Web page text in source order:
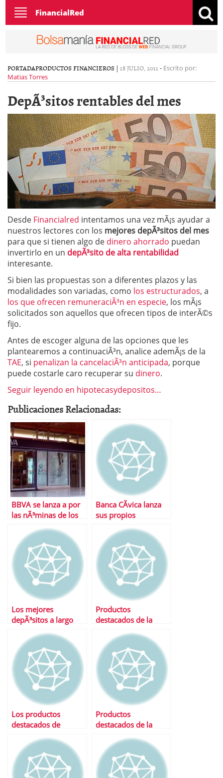
Toggle
navigation
FinancialRed
PORTADAPRODUCTOS FINANCIEROS | 18 JULIO, 2011 - Escrito por:
Matias Torres
DepÃ³sitos rentables del mes
Desde Financialred intentamos una vez mÃ¡s ayudar a
nuestros lectores con los mejores depÃ³sitos del mes
para que si tienen algo de dinero ahorrado puedan
invertirlo en un depÃ³sito de alta rentabilidad
interesante.
Si bien las propuestas son a diferentes plazos y las
modalidades son variadas, como los estructurados, a
los que ofrecen remuneraciÃ³n en especie, los mÃ¡s
solicitados son aquellos que ofrecen tipos de interÃ©s
fijo.
Antes de escoger alguna de las opciones que les
plantearemos a continuaciÃ³n, analice ademÃ¡s de la
TAE, si penalizan la cancelaciÃ³n anticipada, porque
puede costarle caro recuperar su dinero.
Seguir leyendo en hipotecasydepositos…
Publicaciones Relacionadas:
BBVA se lanza a por
las nÃ³minas de los
Banca CÃ­vica lanza
sus propios
analizamos!
Los mejores
depÃ³sitos a largo
Productos
destacados de la
Los productos
destacados de
Productos
destacados de la